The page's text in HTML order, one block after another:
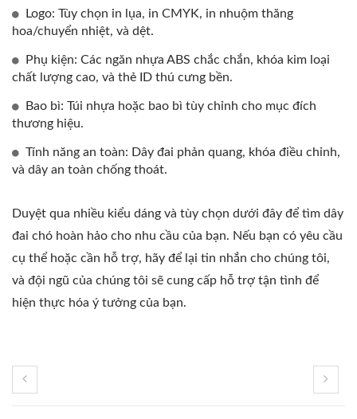
Logo: Tùy chọn in lụa, in CMYK, in nhuộm thăng
hoa/chuyển nhiệt, và dệt.
Phụ kiện: Các ngăn nhựa ABS chắc chắn, khóa kim loại
chất lượng cao, và thẻ ID thú cưng bền.
Bao bì: Túi nhựa hoặc bao bì tùy chỉnh cho mục đích
thương hiệu.
Tính năng an toàn: Dây đai phản quang, khóa điều chỉnh,
và dây an toàn chống thoát.
Duyệt qua nhiều kiểu dáng và tùy chọn dưới đây để tìm dây
đai chó hoàn hảo cho nhu cầu của bạn. Nếu bạn có yêu cầu
cụ thể hoặc cần hỗ trợ, hãy để lại tin nhắn cho chúng tôi,
và đội ngũ của chúng tôi sẽ cung cấp hỗ trợ tận tình để
hiện thực hóa ý tưởng của bạn.